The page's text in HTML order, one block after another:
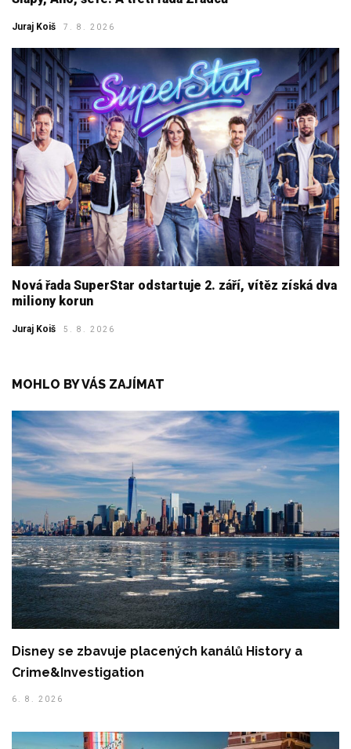
Juraj Koiš 7. 8. 2026
Nová řada SuperStar odstartuje 2. září, vítěz získá dva
miliony korun
Juraj Koiš 5. 8. 2026
MOHLO BY VÁS ZAJÍMAT
Disney se zbavuje placených kanálů History a
Crime&Investigation
6. 8. 2026